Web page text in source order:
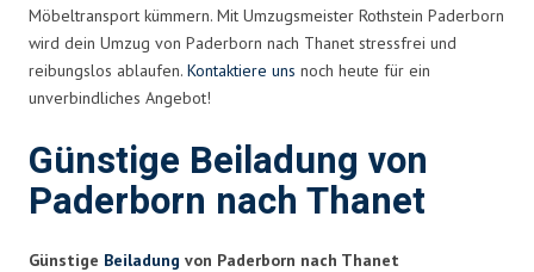
Möbeltransport kümmern. Mit Umzugsmeister Rothstein Paderborn
wird dein Umzug von Paderborn nach Thanet stressfrei und
reibungslos ablaufen. Kontaktiere uns noch heute für ein
unverbindliches Angebot!
Günstige Beiladung von
Paderborn nach Thanet
Günstige Beiladung von Paderborn nach Thanet